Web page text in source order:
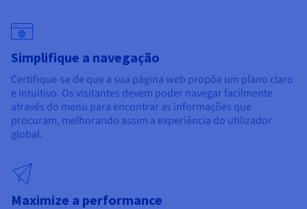
Simplifique a navegação
Certifique-se de que a sua página web propõe um plano claro
e intuitivo. Os visitantes devem poder navegar facilmente
através do menu para encontrar as informações que
procuram, melhorando assim a experiência do utilizador
global.
Maximize a performance